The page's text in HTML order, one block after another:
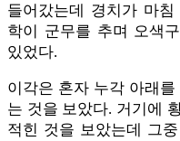
들어갔는데 경치가 마
학이 군무를 추며 오색
있었다.
이각은 혼자 누각 아래
는 것을 보았다. 거기에
적힌 것을 보았는데 그